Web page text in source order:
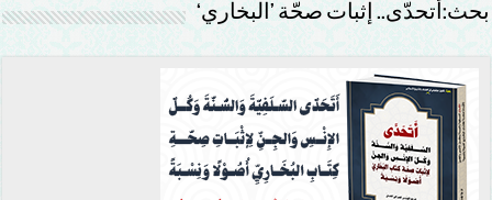
بحث:أتحدّى.. إثبات صحّة ’البخاري‘